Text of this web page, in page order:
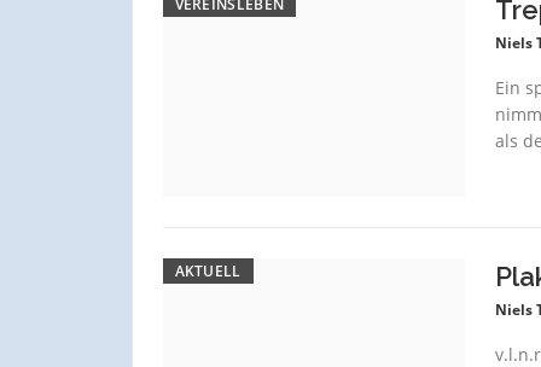
Niels
Ein
als
AKTUELL
Niels